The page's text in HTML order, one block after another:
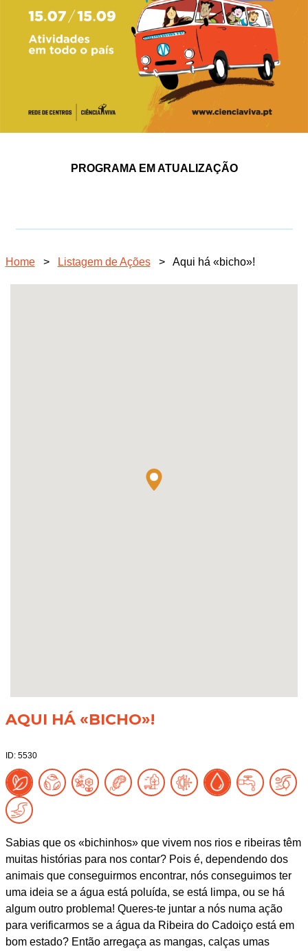
PROGRAMA EM ATUALIZAÇÃO
Home > Listagem de Ações > Aqui há «bicho»!
AQUI HÁ «BICHO»!
ID: 5530
Sabias que os «bichinhos» que vivem nos rios e ribeiras têm
muitas histórias para nos contar? Pois é, dependendo dos
animais que conseguirmos encontrar, nós conseguimos ter
uma ideia se a água está poluída, se está limpa, ou se há
algum outro problema! Queres-te juntar a nós numa ação
para verificarmos se a água da Ribeira do Cadoiço está em
bom estado? Então arregaça as mangas, calças umas